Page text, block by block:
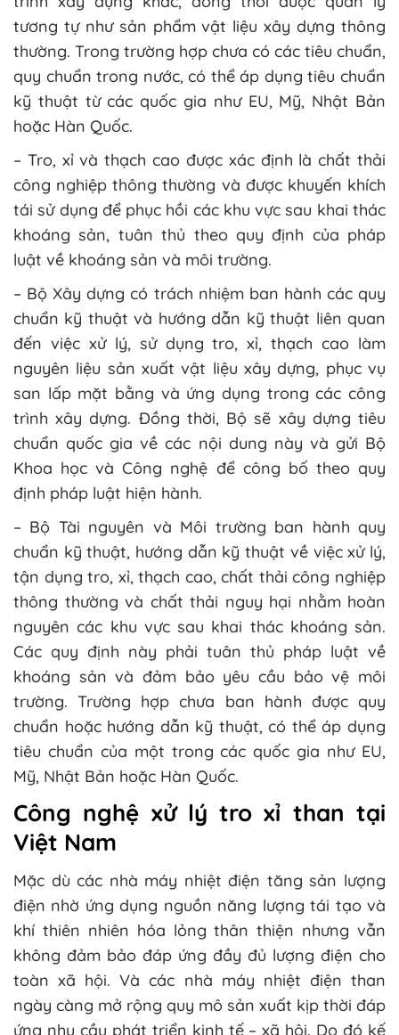
tương tự như sản phẩm vật liệu xây dựng thông
thường. Trong trường hợp chưa có các tiêu chuẩn,
quy chuẩn trong nước, có thể áp dụng tiêu chuẩn
kỹ thuật từ các quốc gia như EU, Mỹ, Nhật Bản
hoặc Hàn Quốc.
– Tro, xỉ và thạch cao được xác định là chất thải
công nghiệp thông thường và được khuyến khích
tái sử dụng để phục hồi các khu vực sau khai thác
khoáng sản, tuân thủ theo quy định của pháp
luật về khoáng sản và môi trường.
– Bộ Xây dựng có trách nhiệm ban hành các quy
chuẩn kỹ thuật và hướng dẫn kỹ thuật liên quan
đến việc xử lý, sử dụng tro, xỉ, thạch cao làm
nguyên liệu sản xuất vật liệu xây dựng, phục vụ
san lấp mặt bằng và ứng dụng trong các công
trình xây dựng. Đồng thời, Bộ sẽ xây dựng tiêu
chuẩn quốc gia về các nội dung này và gửi Bộ
Khoa học và Công nghệ để công bố theo quy
định pháp luật hiện hành.
– Bộ Tài nguyên và Môi trường ban hành quy
chuẩn kỹ thuật, hướng dẫn kỹ thuật về việc xử lý,
tận dụng tro, xỉ, thạch cao, chất thải công nghiệp
thông thường và chất thải nguy hại nhằm hoàn
nguyên các khu vực sau khai thác khoáng sản.
Các quy định này phải tuân thủ pháp luật về
khoáng sản và đảm bảo yêu cầu bảo vệ môi
trường. Trường hợp chưa ban hành được quy
chuẩn hoặc hướng dẫn kỹ thuật, có thể áp dụng
tiêu chuẩn của một trong các quốc gia như EU,
Mỹ, Nhật Bản hoặc Hàn Quốc.
Công nghệ xử lý tro xỉ than tại
Việt Nam
Mặc dù các nhà máy nhiệt điện tăng sản lượng
điện nhờ ứng dụng nguồn năng lượng tái tạo và
khí thiên nhiên hóa lỏng thân thiện nhưng vẫn
không đảm bảo đáp ứng đầy đủ lượng điện cho
toàn xã hội. Và các nhà máy nhiệt điện than
ngày càng mở rộng quy mô sản xuất kịp thời đáp
ứng nhu cầu phát triển kinh tế – xã hội. Do đó kế